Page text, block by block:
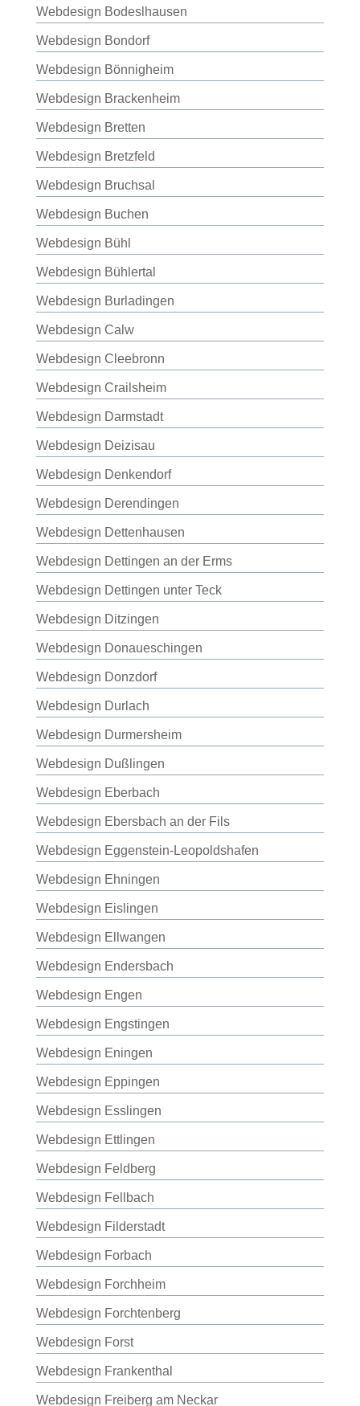
Webdesign Bodeslhausen
Webdesign Bondorf
Webdesign Bönnigheim
Webdesign Brackenheim
Webdesign Bretten
Webdesign Bretzfeld
Webdesign Bruchsal
Webdesign Buchen
Webdesign Bühl
Webdesign Bühlertal
Webdesign Burladingen
Webdesign Calw
Webdesign Cleebronn
Webdesign Crailsheim
Webdesign Darmstadt
Webdesign Deizisau
Webdesign Denkendorf
Webdesign Derendingen
Webdesign Dettenhausen
Webdesign Dettingen an der Erms
Webdesign Dettingen unter Teck
Webdesign Ditzingen
Webdesign Donaueschingen
Webdesign Donzdorf
Webdesign Durlach
Webdesign Durmersheim
Webdesign Dußlingen
Webdesign Eberbach
Webdesign Ebersbach an der Fils
Webdesign Eggenstein-Leopoldshafen
Webdesign Ehningen
Webdesign Eislingen
Webdesign Ellwangen
Webdesign Endersbach
Webdesign Engen
Webdesign Engstingen
Webdesign Eningen
Webdesign Eppingen
Webdesign Esslingen
Webdesign Ettlingen
Webdesign Feldberg
Webdesign Fellbach
Webdesign Filderstadt
Webdesign Forbach
Webdesign Forchheim
Webdesign Forchtenberg
Webdesign Forst
Webdesign Frankenthal
Webdesign Freiberg am Neckar